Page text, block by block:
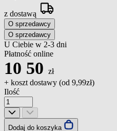
z dostawą
O sprzedawcy
O sprzedawcy
U Ciebie w 2-3 dni
Płatność online
10 50 zł
+ koszt dostawy (od 9,99zł)
Ilość
Dodaj do koszyka